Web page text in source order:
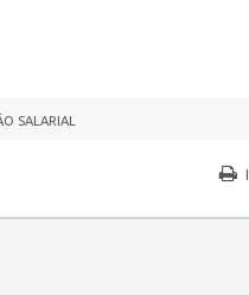
SALARIAL